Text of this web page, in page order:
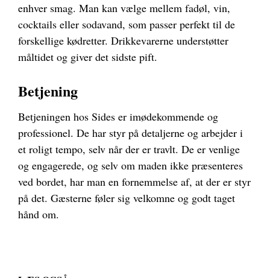
enhver smag. Man kan vælge mellem fadøl, vin,
cocktails eller sodavand, som passer perfekt til de
forskellige kødretter. Drikkevarerne understøtter
måltidet og giver det sidste pift.
Betjening
Betjeningen hos Sides er imødekommende og
professionel. De har styr på detaljerne og arbejder i
et roligt tempo, selv når der er travlt. De er venlige
og engagerede, og selv om maden ikke præsenteres
ved bordet, har man en fornemmelse af, at der er styr
på det. Gæsterne føler sig velkomne og godt taget
hånd om.